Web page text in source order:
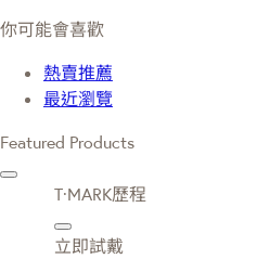
你可能會喜歡
熱賣推薦
最近瀏覽
Featured Products
T·MARK歷程
立即試戴